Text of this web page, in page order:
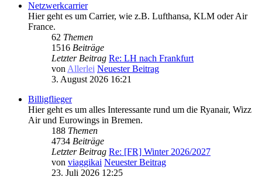
Netzwerkcarrier
Hier geht es um Carrier, wie z.B. Lufthansa, KLM oder Air
France.
62 Themen
1516 Beiträge
Letzter Beitrag Re: LH nach Frankfurt
von Allerlei Neuester Beitrag
3. August 2026 16:21
Billigflieger
Hier geht es um alles Interessante rund um die Ryanair, Wizz
Air und Eurowings in Bremen.
188 Themen
4734 Beiträge
Letzter Beitrag Re: [FR] Winter 2026/2027
von viaggikai Neuester Beitrag
23. Juli 2026 12:25